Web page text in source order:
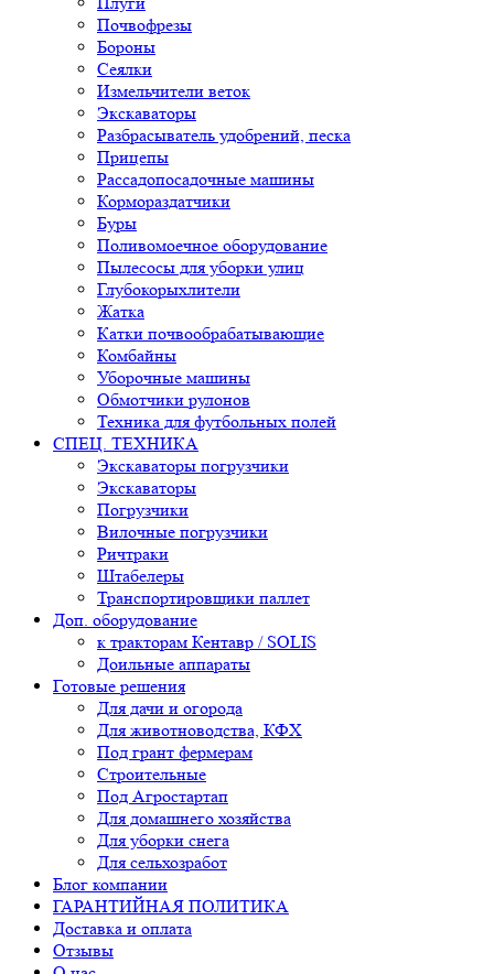
Почвофрезы
Бороны
Сеялки
Измельчители веток
Экскаваторы
Разбрасыватель удобрений, песка
Прицепы
Рассадопосадочные машины
Кормораздатчики
Буры
Поливомоечное оборудование
Пылесосы для уборки улиц
Глубокорыхлители
Жатка
Катки почвообрабатывающие
Комбайны
Уборочные машины
Обмотчики рулонов
Техника для футбольных полей
СПЕЦ. ТЕХНИКА
Экскаваторы погрузчики
Экскаваторы
Погрузчики
Вилочные погрузчики
Ричтраки
Штабелеры
Транспортировщики паллет
Доп. оборудование
к тракторам Кентавр / SOLIS
Доильные аппараты
Готовые решения
Для дачи и огорода
Для животноводства, КФХ
Под грант фермерам
Строительные
Под Агростартап
Для домашнего хозяйства
Для уборки снега
Для сельхозработ
Блог компании
ГАРАНТИЙНАЯ ПОЛИТИКА
Доставка и оплата
Отзывы